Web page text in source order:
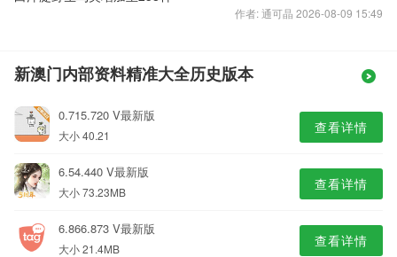
作者: 通可晶 2026-08-09 15:49
新澳门内部资料精准大全历史版本
0.715.720 V最新版
大小 40.21 查看详情
6.54.440 V最新版
大小 73.23MB 查看详情
6.866.873 V最新版
大小 21.4MB 查看详情